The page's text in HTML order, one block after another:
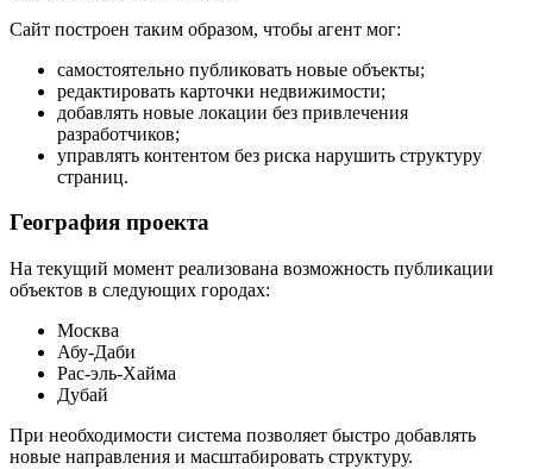
Сайт построен таким образом, чтобы агент мог:
самостоятельно публиковать новые объекты;
редактировать карточки недвижимости;
добавлять новые локации без привлечения
разработчиков;
управлять контентом без риска нарушить структуру
страниц.
География проекта
На текущий момент реализована возможность публикации
объектов в следующих городах:
Москва
Абу-Даби
Рас-эль-Хайма
Дубай
При необходимости система позволяет быстро добавлять
новые направления и масштабировать структуру.